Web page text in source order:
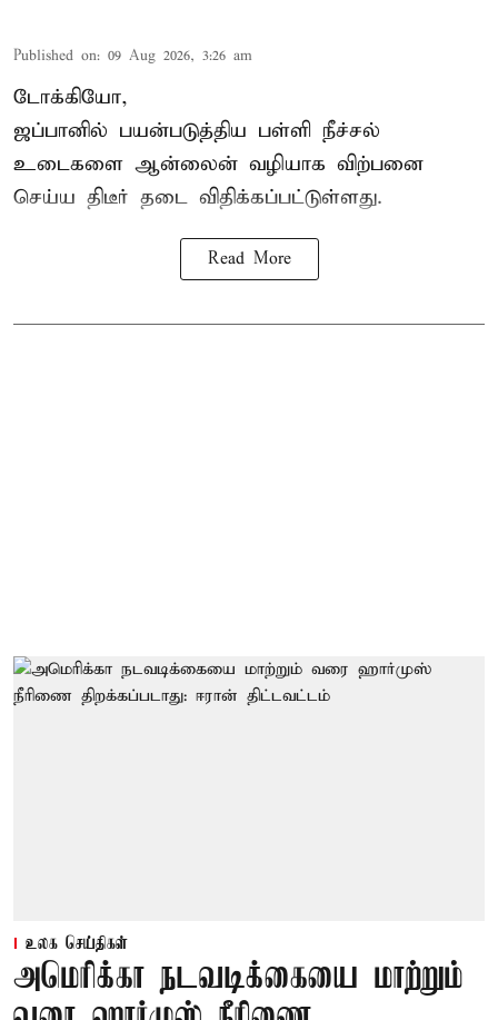
Published on: 09 Aug 2026, 3:26 am
டோக்கியோ,
ஜப்பானில் பயன்படுத்திய பள்ளி நீச்சல்
உடைகளை ஆன்லைன் வழியாக விற்பனை
செய்ய திடீர் தடை விதிக்கப்பட்டுள்ளது.
Read More
உலக செய்திகள்
அமெரிக்கா நடவடிக்கையை மாற்றும்